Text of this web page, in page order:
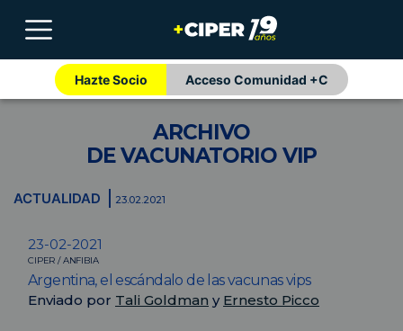
Hazte Socio Acceso Comunidad +C
ARCHIVO
DE VACUNATORIO VIP
ACTUALIDAD 23.02.2021
23-02-2021
CIPER / ANFIBIA
Argentina, el escándalo de las vacunas vips
Enviado por Tali Goldman y Ernesto Picco